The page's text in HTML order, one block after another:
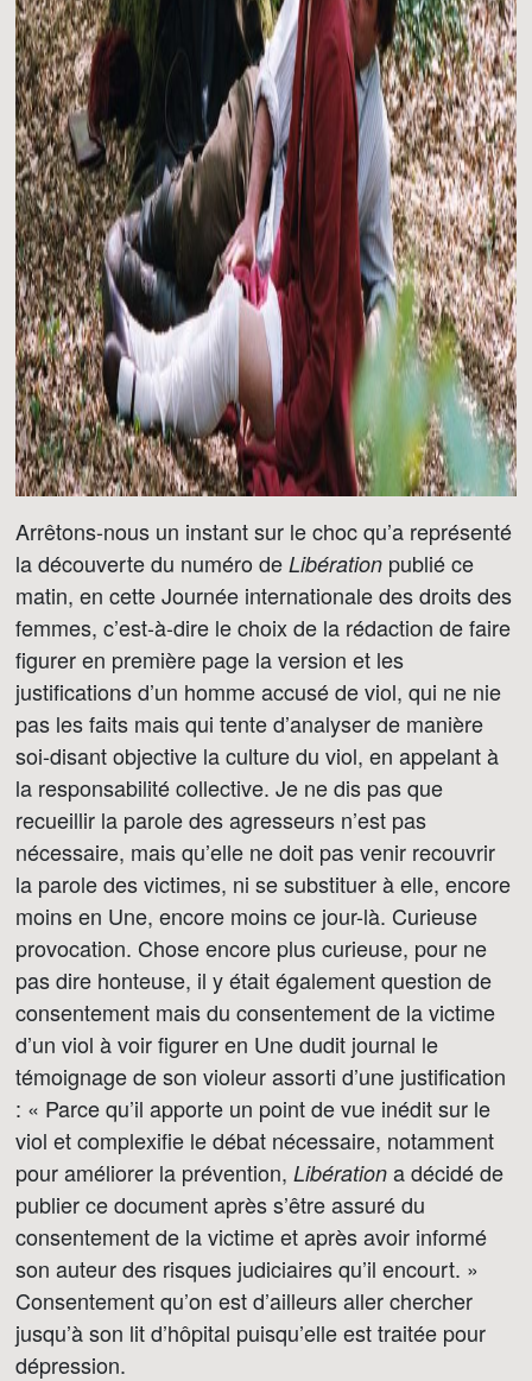
Arrêtons-nous un instant sur le choc qu’a représenté
la découverte du numéro de Libération publié ce
matin, en cette Journée internationale des droits des
femmes, c’est-à-dire le choix de la rédaction de faire
figurer en première page la version et les
justifications d’un homme accusé de viol, qui ne nie
pas les faits mais qui tente d’analyser de manière
soi-disant objective la culture du viol, en appelant à
la responsabilité collective. Je ne dis pas que
recueillir la parole des agresseurs n’est pas
nécessaire, mais qu’elle ne doit pas venir recouvrir
la parole des victimes, ni se substituer à elle, encore
moins en Une, encore moins ce jour-là. Curieuse
provocation. Chose encore plus curieuse, pour ne
pas dire honteuse, il y était également question de
consentement mais du consentement de la victime
d’un viol à voir figurer en Une dudit journal le
témoignage de son violeur assorti d’une justification
: « Parce qu’il apporte un point de vue inédit sur le
viol et complexifie le débat nécessaire, notamment
pour améliorer la prévention, Libération a décidé de
publier ce document après s’être assuré du
consentement de la victime et après avoir informé
son auteur des risques judiciaires qu’il encourt. »
Consentement qu’on est d’ailleurs aller chercher
jusqu’à son lit d’hôpital puisqu’elle est traitée pour
dépression.